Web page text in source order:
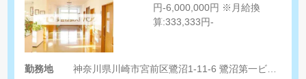
円-6,000,000円 ※月給換
算:333,333円-
勤務地
神奈川県川崎市宮前区鷺沼1-11-6 鷺沼第一ビル406号室